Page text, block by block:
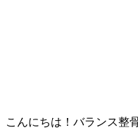
こんにちは！バランス整